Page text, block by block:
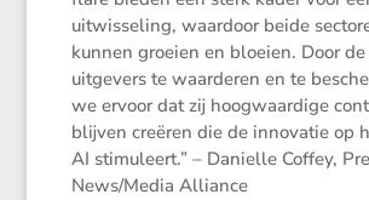
uitwis­se­ling, waardoor beide
kunnen groeien en bloeien. Door
uitge­vers te waarderen en te
we ervoor dat zij hoogwaar­dige
blijven creëren die de innovatie op
AI stimu­leert.” – Danielle Coffey,
News/​Media Alliance